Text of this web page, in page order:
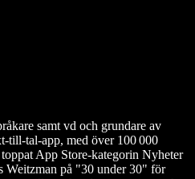
samt vd och grundare av
med över 100 000
App Store-kategorin Nyheter
Weitzman på "30 under 30" för